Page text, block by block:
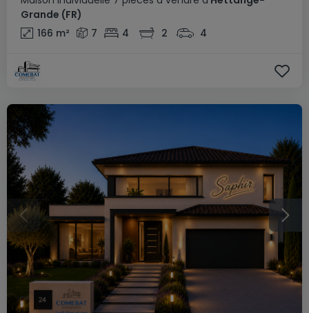
Grande (FR)
166 m² 7 4 2 4